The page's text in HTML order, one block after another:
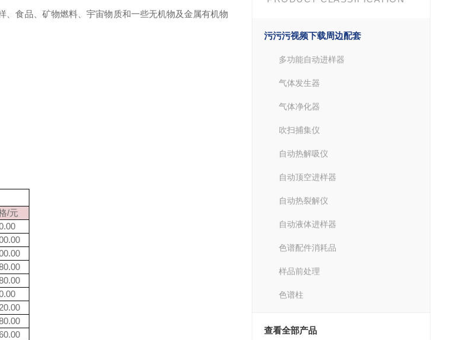
污污污视频下载周边配套
多功能自动进样器
气体发生器
气体净化器
吹扫捕集仪
自动热解吸仪
自动顶空进样器
自动热裂解仪
自动液体进样器
色谱配件消耗品
样品前处理
色谱柱
查看全部产品
食品、矿物燃料、宇宙物质和一些无机物及金属有机物
/元